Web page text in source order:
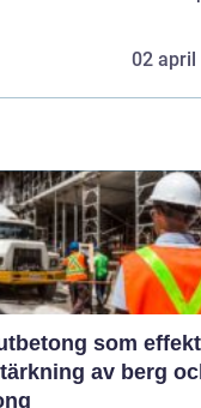
02 april
som
av berg